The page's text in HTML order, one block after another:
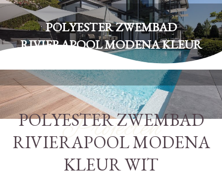
POLYESTER ZWEMBAD
RIVIERAPOOL MODENA KLEUR
WIT
Projecten
POLYESTER ZWEMBAD
RIVIERAPOOL MODENA
KLEUR WIT